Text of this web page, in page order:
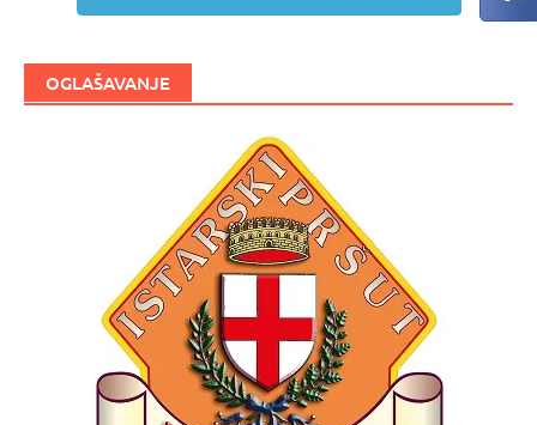
OGLAŠAVANJE